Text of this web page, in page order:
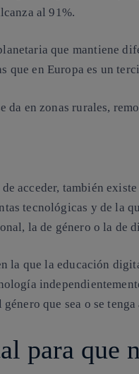
al 91%.
que mantiene
que en Europa es un
da en zonas rurales,
acceder, también
tecnológicas y de la
la de género o la de
la que la educación
que sea o se
para que